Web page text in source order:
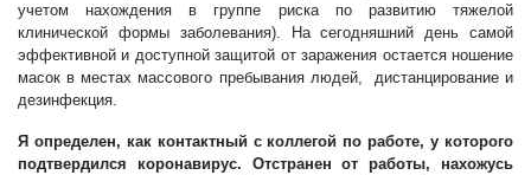
учетом нахождения в группе риска по развитию тяжелой
клинической формы заболевания). На сегодняшний день самой
эффективной и доступной защитой от заражения остается ношение
масок в местах массового пребывания людей, дистанцирование и
дезинфекция.
Я определен, как контактный с коллегой по работе, у которого
подтвердился коронавирус. Отстранен от работы, нахожусь